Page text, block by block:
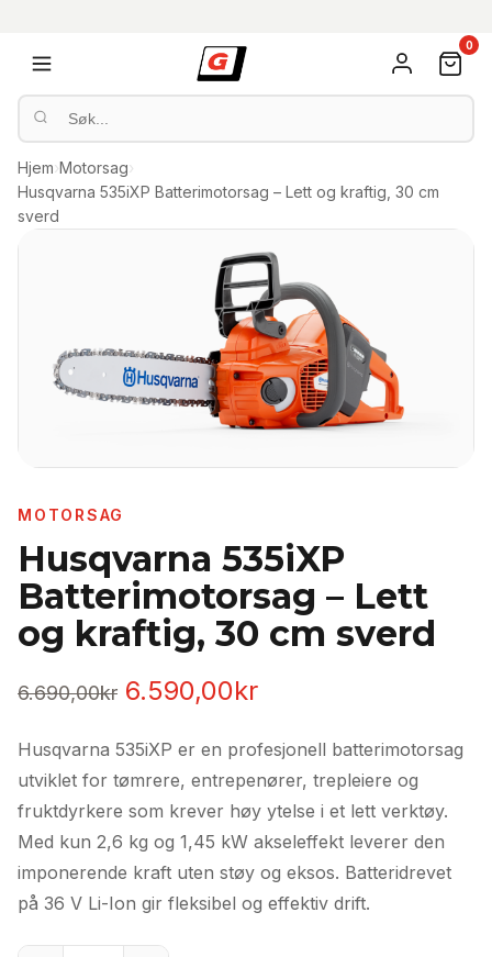
0
Hjem›Motorsag›
Husqvarna 535iXP Batterimotorsag – Lett og kraftig, 30 cm
sverd
MOTORSAG
Husqvarna 535iXP
Batterimotorsag – Lett
og kraftig, 30 cm sverd
6.690,00kr Opprinnelig
var:
6.690,00kr.
6.590,00krNåværende
er:
6.590,00kr.
Husqvarna 535iXP er en profesjonell batterimotorsag
utviklet for tømrere, entrepenører, trepleiere og
fruktdyrkere som krever høy ytelse i et lett verktøy.
Med kun 2,6 kg og 1,45 kW akseleffekt leverer den
imponerende kraft uten støy og eksos. Batteridrevet
på 36 V Li-Ion gir fleksibel og effektiv drift.